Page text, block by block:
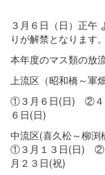
３月６日（日）正午
りが解禁となります。
本年度のマス類の放
上流区（昭和橋～軍
①３月６日(日) ②４
６日(日)
中流区(喜久松～柳渕
①３月１３日(日) ②
月２３日(祝)